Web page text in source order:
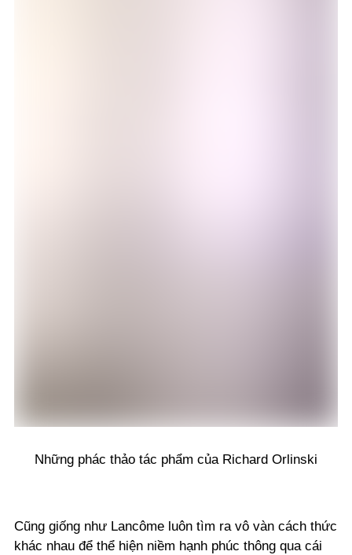
Những phác thảo tác phẩm của Richard Orlinski
Cũng giống như Lancôme luôn tìm ra vô vàn cách thức
khác nhau để thể hiện niềm hạnh phúc thông qua cái